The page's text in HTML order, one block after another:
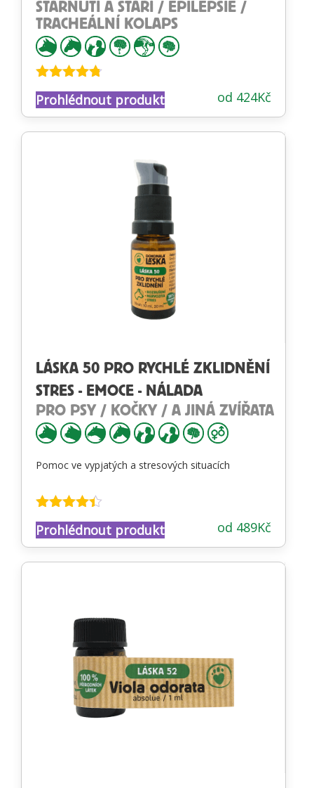
STÁRNUTÍ A STÁŘÍ / EPILEPSIE /
TRACHEÁLNÍ KOLAPS
Hodnocení
4.68z 5 od 424Kč
Prohlédnout produkt
LÁSKA 50 PRO RYCHLÉ ZKLIDNĚNÍ
STRES - EMOCE - NÁLADA
PRO PSY / KOČKY / A JINÁ ZVÍŘATA
Pomoc ve vypjatých a stresových situacích
Hodnocení
4.34z 5 od 489Kč
Prohlédnout produkt